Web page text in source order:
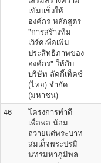
เข้มแข็งให้
องค์กร หลักสูตร
"การสร้างทีม
เวิร์คเพื่อเพิ่ม
ประสิทธิภาพของ
องค์กร" ให้กับ
บริษัท ลัคกี้เท็คซ์
(ไทย) จำกัด
(มหาชน)
46
โครงการทำดี
เพื่อพ่อ น้อม
ถวายแด่พระบาท
สมเด็จพระปรมิ
นทรมหาภูมิพล
-